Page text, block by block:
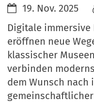
19. Nov. 2025
Digitale
eröffnen neue
klassischer
verbinden
dem Wunsch nach